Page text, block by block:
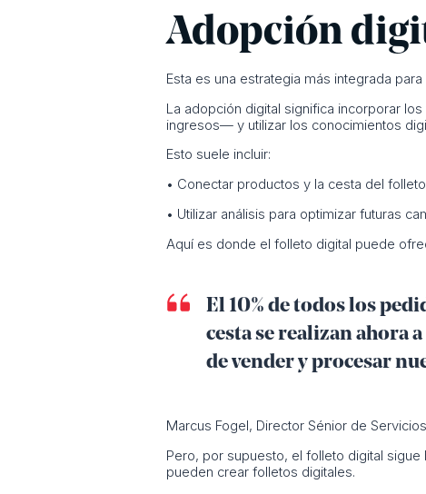
Adopción
Esta es una estrategia más integrada
La adopción digital significa incorporar
ingresos— y utilizar los conocimientos
Esto suele incluir:
• Conectar productos y la cesta del
• Utilizar análisis para optimizar futuras
Aquí es donde el folleto digital puede
El 10% de todos los
cesta se realizan ahora
de vender y procesar
Marcus Fogel, Director Sénior de
Pero, por supuesto, el folleto digital
pueden crear folletos digitales.